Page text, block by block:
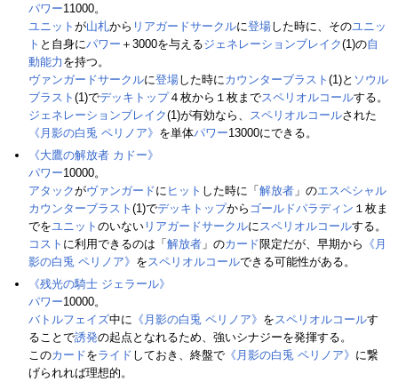
パワー11000。
ユニット が山札から リアガードサークルに登場した時に、そのユニッ
ト と自身にパワー ＋3000を与えるジェネレーションブレイク(1)の自
動能力 を持つ。
ヴァンガードサークルに登場した時にカウンターブラスト (1)と ソウル
ブラスト (1)でデッキトップ４枚から１枚までスペリオルコールする。
ジェネレーションブレイク(1)が有効なら、 スペリオルコールされた
《月影の白兎 ペリノア》 を単体パワー13000にできる。
《大鷹の解放者 カドー》
パワー10000。
アタックがヴァンガードに ヒット した時に「 解放者 」のエスペシャル
カウンターブラスト (1)でデッキトップから ゴールドパラディン １枚ま
でをユニット のいない リアガードサークルに スペリオルコールする。
コスト に利用できるのは「 解放者 」のカード限定だが、早期から 《月
影の白兎 ペリノア》 を スペリオルコールできる可能性がある。
《残光の騎士 ジェラール》
パワー10000。
バトルフェイズ中に 《月影の白兎 ペリノア》 を スペリオルコールす
ることで誘発の起点となれるため、強いシナジーを発揮する。
このカードをライド しておき、終盤で 《月影の白兎 ペリノア》 に繋
げられれば理想的。